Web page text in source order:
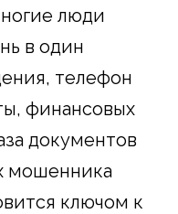
люди
в один
телефон
финансовых
документов
мошенника
ключом к